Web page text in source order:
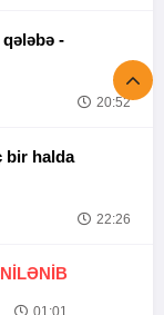
Tofiq Musayevdən UFC-də ikinci qələbə -
20:52
bir halda
22:26
01:01